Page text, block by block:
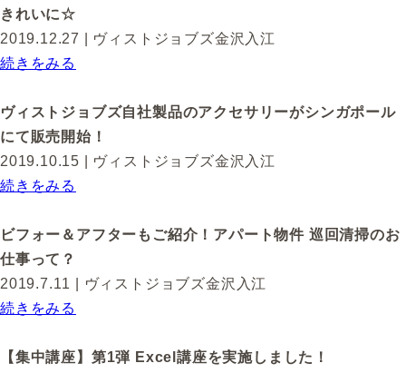
きれいに☆
2019.12.27
| ヴィストジョブズ金沢入江
続きをみる
ヴィストジョブズ自社製品のアクセサリーがシンガポール
にて販売開始！
2019.10.15 | ヴィストジョブズ金沢入江
続きをみる
ビフォー＆アフターもご紹介！アパート物件 巡回清掃のお
仕事って？
2019.7.11
| ヴィストジョブズ金沢入江
続きをみる
【集中講座】第1弾 Excel講座を実施しました！